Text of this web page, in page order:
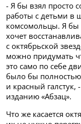
- Я бы взял просто
работы с детьми в
комсомольцы. Я бы
хочет
с октябрьской
можно придумать
это само по себе
было бы полностью
и красный
изданию «Абзац».
Что же касается